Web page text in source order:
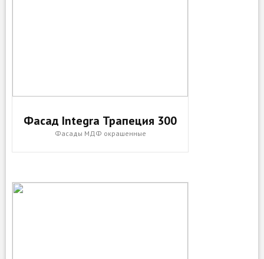
Фасад Integra Трапеция 300
Фасады МДФ окрашенные